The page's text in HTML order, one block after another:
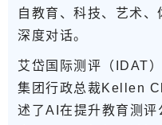
自教育、科技、艺术
深度对话。
艾岱国际测评（IDAT
集团行政总裁Kellen
述了AI在提升教育测评